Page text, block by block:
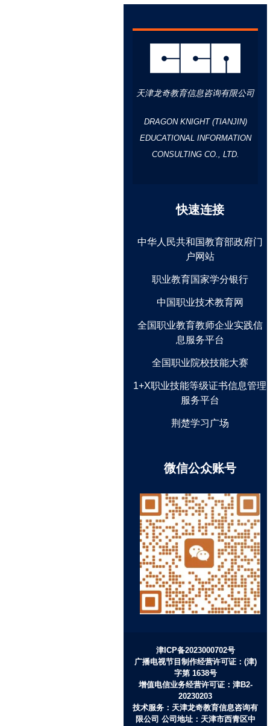
天津龙奇教育信息咨询有限公司
DRAGON KNIGHT (TIANJIN)
EDUCATIONAL INFORMATION
CONSULTING CO., LTD.
快速连接
中华人民共和国教育部政府门
户网站
职业教育国家学分银行
中国职业技术教育网
全国职业教育教师企业实践信
息服务平台
全国职业院校技能大赛
1+X职业技能等级证书信息管理
服务平台
荆楚学习广场
微信公众账号
津ICP备2023000702号
广播电视节目制作经营许可证：(津)
字第 1638号
增值电信业务经营许可证：津B2-
20230203
技术服务：天津龙奇教育信息咨询有
限公司 公司地址：天津市西青区中